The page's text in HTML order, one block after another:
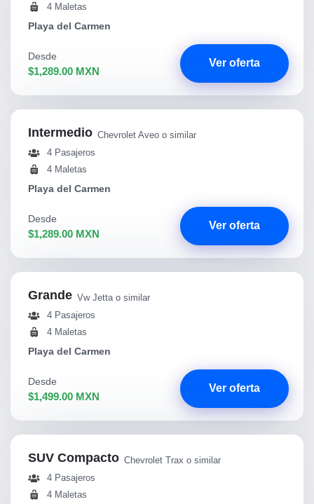
4 Maletas
Playa del Carmen
Desde
$1,289.00 MXN
Ver oferta
Intermedio Chevrolet Aveo o similar
4 Pasajeros
4 Maletas
Playa del Carmen
Desde
$1,289.00 MXN
Ver oferta
Grande Vw Jetta o similar
4 Pasajeros
4 Maletas
Playa del Carmen
Desde
$1,499.00 MXN
Ver oferta
SUV Compacto Chevrolet Trax o similar
4 Pasajeros
4 Maletas